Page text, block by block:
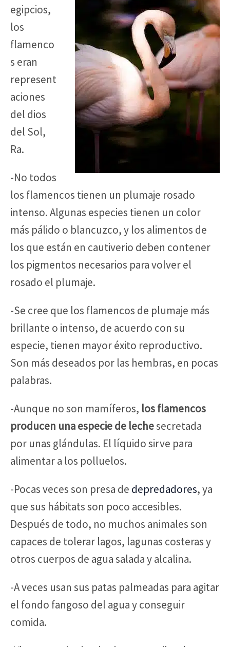
egipcios,
los
flamenco
s eran
represent
aciones
del dios
del Sol,
Ra.
-No todos
los flamencos tienen un plumaje rosado
intenso. Algunas especies tienen un color
más pálido o blancuzco, y los alimentos de
los que están en cautiverio deben contener
los pigmentos necesarios para volver el
rosado el plumaje.
-Se cree que los flamencos de plumaje más
brillante o intenso, de acuerdo con su
especie, tienen mayor éxito reproductivo.
Son más deseados por las hembras, en pocas
palabras.
-Aunque no son mamíferos, los flamencos
producen una especie de lechesecretada
por unas glándulas. El líquido sirve para
alimentar a los polluelos.
-Pocas veces son presa de depredadores, ya
que sus hábitats son poco accesibles.
Después de todo, no muchos animales son
capaces de tolerar lagos, lagunas costeras y
otros cuerpos de agua salada y alcalina.
-A veces usan sus patas palmeadas para agitar
el fondo fangoso del agua y conseguir
comida.